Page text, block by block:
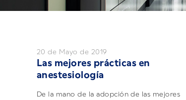
20 de Mayo de 2019
Las mejores prácticas en
anestesiología
De la mano de la adopción de las mejores